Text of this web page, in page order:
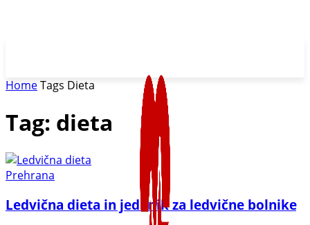
HomeTags Dieta
Tag: dieta
Prehrana
Ledvična dieta in jedilnik za ledvične bolnike